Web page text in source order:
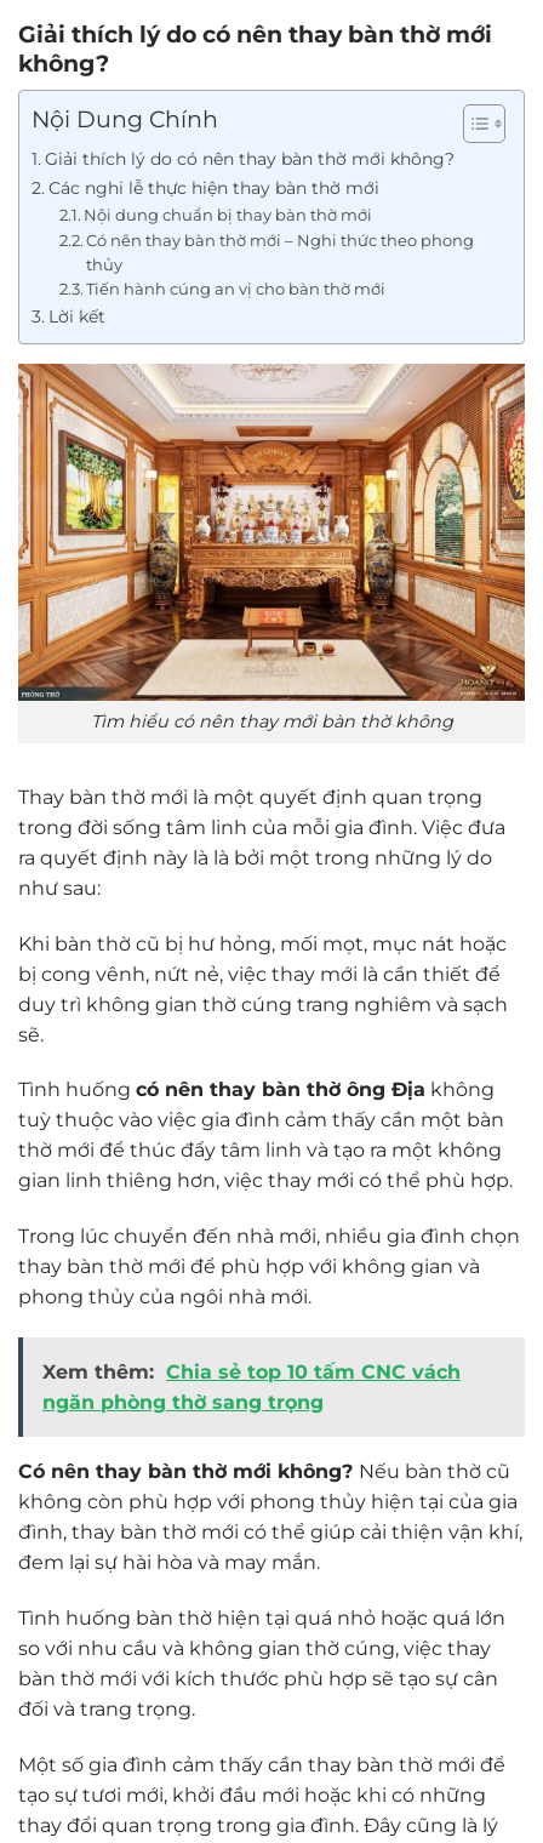
Giải thích lý do có nên thay bàn thờ mới
không?
Nội Dung Chính
Giải thích lý do có nên thay bàn thờ mới không?
Các nghi lễ thực hiện thay bàn thờ mới
Nội dung chuẩn bị thay bàn thờ mới
Có nên thay bàn thờ mới – Nghi thức theo phong
thủy
Tiến hành cúng an vị cho bàn thờ mới
Lời kết
Tìm hiểu có nên thay mới bàn thờ không
Thay bàn thờ mới là một quyết định quan trọng
trong đời sống tâm linh của mỗi gia đình. Việc đưa
ra quyết định này là là bởi một trong những lý do
như sau:
Khi bàn thờ cũ bị hư hỏng, mối mọt, mục nát hoặc
bị cong vênh, nứt nẻ, việc thay mới là cần thiết để
duy trì không gian thờ cúng trang nghiêm và sạch
sẽ.
Tình huống có nên thay bàn thờ ông Địa không
tuỳ thuộc vào việc gia đình cảm thấy cần một bàn
thờ mới để thúc đẩy tâm linh và tạo ra một không
gian linh thiêng hơn, việc thay mới có thể phù hợp.
Trong lúc chuyển đến nhà mới, nhiều gia đình chọn
thay bàn thờ mới để phù hợp với không gian và
phong thủy của ngôi nhà mới.
Xem thêm: Chia sẻ top 10 tấm CNC vách
ngăn phòng thờ sang trọng
Có nên thay bàn thờ mới không? Nếu bàn thờ cũ
không còn phù hợp với phong thủy hiện tại của gia
đình, thay bàn thờ mới có thể giúp cải thiện vận khí,
đem lại sự hài hòa và may mắn.
Tình huống bàn thờ hiện tại quá nhỏ hoặc quá lớn
so với nhu cầu và không gian thờ cúng, việc thay
bàn thờ mới với kích thước phù hợp sẽ tạo sự cân
đối và trang trọng.
Một số gia đình cảm thấy cần thay bàn thờ mới để
tạo sự tươi mới, khởi đầu mới hoặc khi có những
thay đổi quan trọng trong gia đình. Đây cũng là lý